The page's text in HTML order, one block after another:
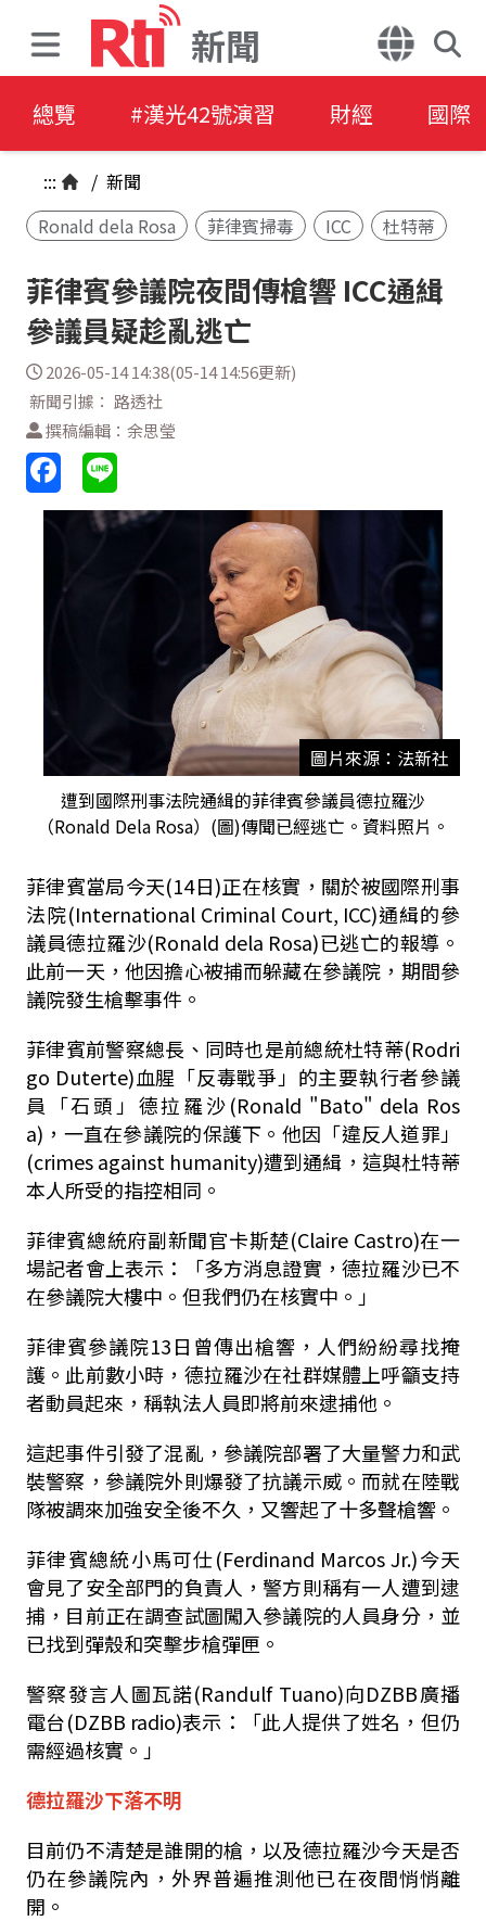
新聞
總覽 #漢光42號演習 財經 國際
::: / 新聞
Ronald dela Rosa
菲律賓掃毒 ICC 杜特蒂
菲律賓參議院夜間傳槍響 ICC通緝
參議員疑趁亂逃亡
2026-05-14 14:38(05-14 14:56更新)
新聞引據： 路透社
撰稿編輯：余思瑩
圖片來源：法新社
遭到國際刑事法院通緝的菲律賓參議員德拉羅沙
（Ronald Dela Rosa）(圖)傳聞已經逃亡。資料照片。
菲律賓當局今天(14日)正在核實，關於被國際刑事
法院(International Criminal Court, ICC)通緝的參
議員德拉羅沙(Ronald dela Rosa)已逃亡的報導。
此前一天，他因擔心被捕而躲藏在參議院，期間參
議院發生槍擊事件。
菲律賓前警察總長、同時也是前總統杜特蒂(Rodri
go Duterte)血腥「反毒戰爭」的主要執行者參議
員「石頭」德拉羅沙(Ronald "Bato" dela Ros
a)，一直在參議院的保護下。他因「違反人道罪」
(crimes against humanity)遭到通緝，這與杜特蒂
本人所受的指控相同。
菲律賓總統府副新聞官卡斯楚(Claire Castro)在一
場記者會上表示：「多方消息證實，德拉羅沙已不
在參議院大樓中。但我們仍在核實中。」
菲律賓參議院13日曾傳出槍響，人們紛紛尋找掩
護。此前數小時，德拉羅沙在社群媒體上呼籲支持
者動員起來，稱執法人員即將前來逮捕他。
這起事件引發了混亂，參議院部署了大量警力和武
裝警察，參議院外則爆發了抗議示威。而就在陸戰
隊被調來加強安全後不久，又響起了十多聲槍響。
菲律賓總統小馬可仕(Ferdinand Marcos Jr.)今天
會見了安全部門的負責人，警方則稱有一人遭到逮
捕，目前正在調查試圖闖入參議院的人員身分，並
已找到彈殼和突擊步槍彈匣。
警察發言人圖瓦諾(Randulf Tuano)向DZBB廣播
電台(DZBB radio)表示：「此人提供了姓名，但仍
需經過核實。」
德拉羅沙下落不明
目前仍不清楚是誰開的槍，以及德拉羅沙今天是否
仍在參議院內，外界普遍推測他已在夜間悄悄離
開。